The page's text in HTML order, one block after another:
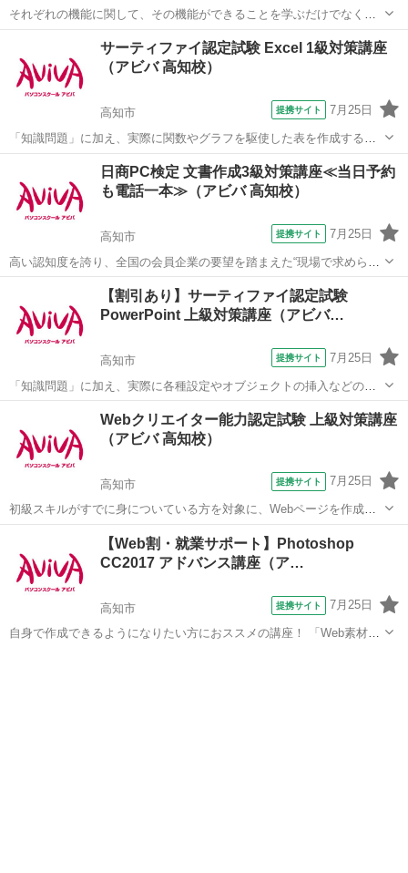
それぞれの機能に関して、その機能ができることを学ぶだけでなく、
実際に業務に活かす方法を実例をもって学ぶことができる講座です。
に作成し、Wordの機能をさ...
ワード
サーティファイ認定試験 Excel 1級対策講座
（アビバ 高知校）
高知市 提携サイト 7月25日
「知識問題」に加え、実際に関数やグラフを駆使した表を作成する
「実技問題」を解くことで、実践的な能力を証明できる資格制度の、1
級対策講座です。 アビバのパソコン講座は全て、受講内容・ソフト・
学習の進め方などが自由に選び、組み...
高知市 エクセル
日商PC検定 文書作成3級対策講座≪当日予約
も電話一本≫（アビバ 高知校）
高知市 提携サイト 7月25日
高い認知度を誇り、全国の会員企業の要望を踏まえた“現場で求められ
ているスキル”、つまり実務を強く想定したスキルが身につく「日商PC
検定 文書作成3級」の取得に向けた学習を行います。
ワード
【割引あり】サーティファイ認定試験
PowerPoint 上級対策講座（アビバ…
高知市 提携サイト 7月25日
「知識問題」に加え、実際に各種設定やオブジェクトの挿入などの機
能を駆使したプレゼンテーションを作成する「実技問題」を解くこと
で、実践的な能力を証明できる資格制度の、上級対策講座です。
パワーポイント
Webクリエイター能力認定試験 上級対策講座
（アビバ 高知校）
高知市 提携サイト 7月25日
初級スキルがすでに身についている方を対象に、Webページを作成す
る際に重要なHTML4.01とCSSコードの記述スキルの上級レベルのみを
学びます。Webクリエイター能力認定試験上級の取得が目指せます。
■学習内容■ CS...
Webデザイナー
【Web割・就業サポート】Photoshop
CC2017 アドバンス講座（ア…
高知市 提携サイト 7月25日
自身で作成できるようになりたい方におススメの講座！ 「Web素材」